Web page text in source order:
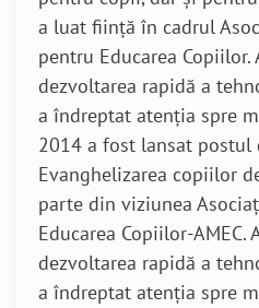
a luat ființă în cadrul
pentru Educarea Copiilor.
dezvoltarea rapidă a
a îndreptat atenția spre
2014 a fost lansat postul
Evanghelizarea copiilor
parte din viziunea
Educarea Copiilor-AMEC.
dezvoltarea rapidă a
a îndreptat atenția spre